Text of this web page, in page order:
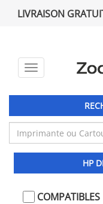
LIVRAISON
Toggle
HP
COMPATIBLES